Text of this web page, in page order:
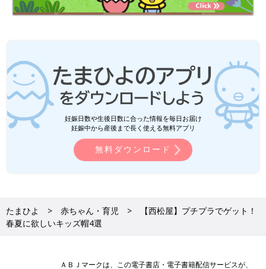
妊娠日数や生後日数に合った情報を毎日お届け
妊娠中から産後まで長く使える無料アプリ
無料ダウンロード
たまひよ 赤ちゃん・育児
【西松屋】プチプラでゲット！
春夏に欲しいキッズ帽4選
ＡＢＪマークは、この電子書店・電子書籍配信サービスが、